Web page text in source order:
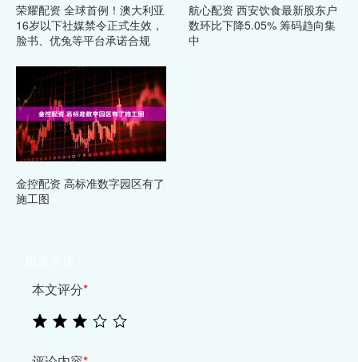
荣耀配资 全球首例！澳大利亚
16岁以下社媒禁令正式生效，
脸书、优兔等平台承诺合规
航心配资 西安饮食最新股东户
数环比下降5.05% 筹码趋向集
中
金控配资 高标准数字园区有了
施工图
本文评分*